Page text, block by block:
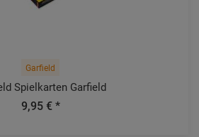
Garfield
Spielkarten Garfield
9,95 € *